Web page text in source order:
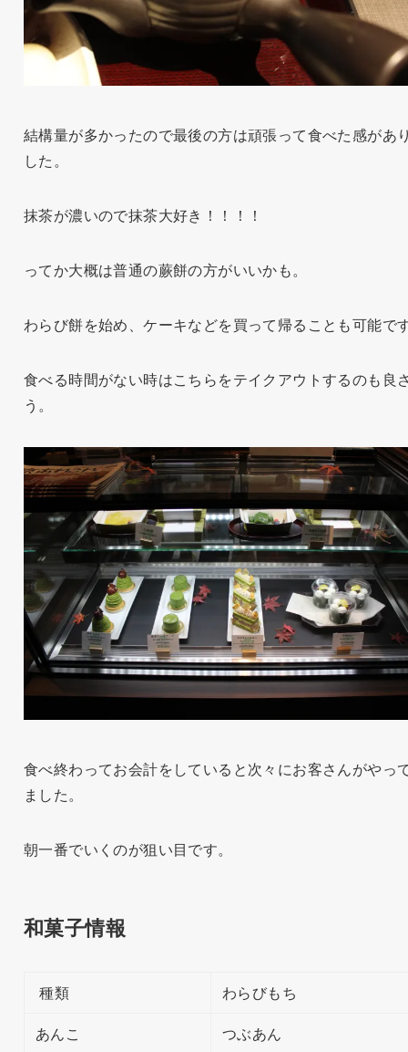
結構量が多かったので最後の方は頑張って食べた感があ
した。
抹茶が濃いので抹茶大好き！！！！
ってか大概は普通の蕨餅の方がいいかも。
わらび餅を始め、ケーキなどを買って帰ることも可能で
食べる時間がない時はこちらをテイクアウトするのも良
う。
食べ終わってお会計をしていると次々にお客さんがやっ
ました。
朝一番でいくのが狙い目です。
和菓子情報
種類
わらびもち
あんこ
つぶあん